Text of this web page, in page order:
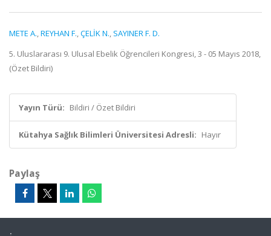
METE A.,REYHAN F.,ÇELİK N., SAYINER F. D.
5. Uluslararası 9. Ulusal Ebelik Öğrencileri Kongresi, 3 - 05 Mayıs 2018,
(Özet Bildiri)
Yayın Türü: Bildiri / Özet Bildiri
Kütahya Sağlık Bilimleri Üniversitesi Adresli: Hayır
Paylaş